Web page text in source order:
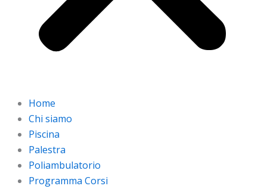
Home
Chi siamo
Piscina
Palestra
Poliambulatorio
Programma Corsi